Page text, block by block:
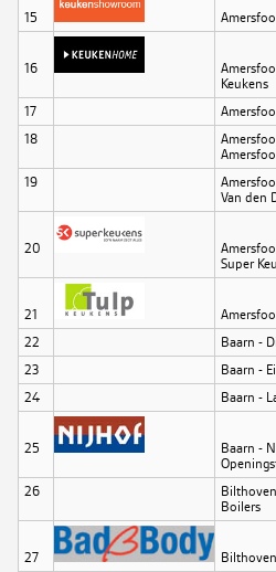
15
16
Keukens
17
18
19
Van den
20
Super
21
22
Baarn -
23
Baarn -
24
Baarn -
25
Baarn -
26
Boilers
27